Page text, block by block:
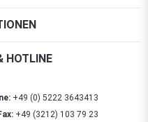
HOTLINE
+49 (0) 5222 3643413
+49 (3212) 103 79 23